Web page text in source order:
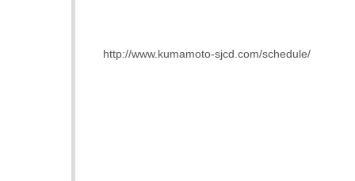
http://www.kumamoto-sjcd.com/schedule/